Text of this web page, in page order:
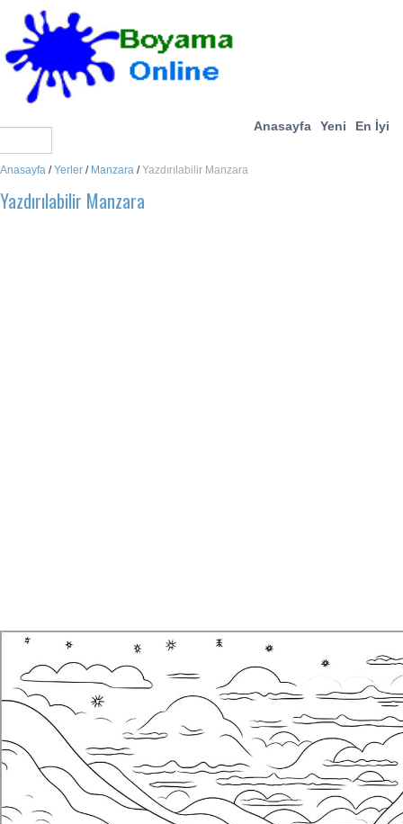
Anasayfa Yeni En İyi
Anasayfa /Yerler / Manzara /Yazdırılabilir Manzara
Yazdırılabilir Manzara